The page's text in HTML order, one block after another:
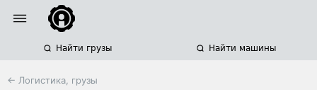
Найти грузы Найти машины
← Логистика, грузы